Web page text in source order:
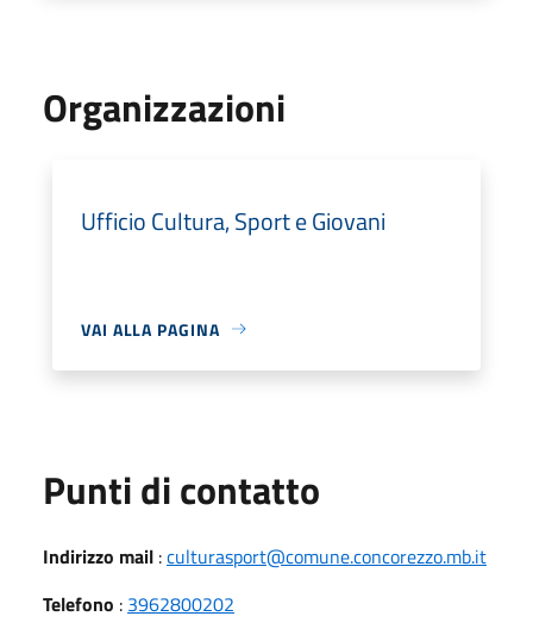
Organizzazioni
Ufficio Cultura, Sport e Giovani
VAI ALLA PAGINA
Punti di contatto
Indirizzo mail :culturasport@comune.concorezzo.mb.it
Telefono : 3962800202